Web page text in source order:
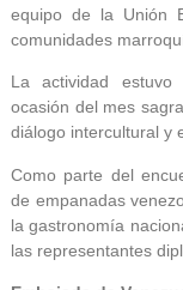
equipo de la Unión
comunidades
La actividad
ocasión del mes
diálogo intercultural y
Como parte del
de empanadas
la gastronomía
las representantes